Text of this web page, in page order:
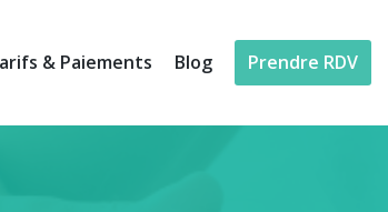
& Paiements Blog Prendre RDV